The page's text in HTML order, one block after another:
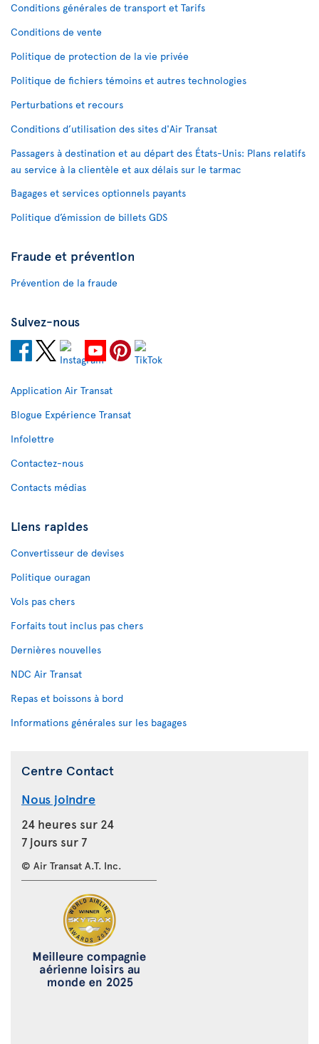
Conditions générales de transport et Tarifs
Conditions de vente
Politique de protection de la vie privée
Politique de fichiers témoins et autres technologies
Perturbations et recours
Conditions d’utilisation des sites d'Air Transat
Passagers à destination et au départ des États-Unis: Plans relatifs
au service à la clientèle et aux délais sur le tarmac
Bagages et services optionnels payants
Politique d’émission de billets GDS
Fraude et prévention
Prévention de la fraude
Suivez-nous
Application Air Transat
Blogue Expérience Transat
Infolettre
Contactez-nous
Contacts médias
Liens rapides
Convertisseur de devises
Politique ouragan
Vols pas chers
Forfaits tout inclus pas chers
Dernières nouvelles
NDC Air Transat
Repas et boissons à bord
Informations générales sur les bagages
Centre Contact
Nous joindre
24 heures sur 24
7 jours sur 7
© Air Transat A.T. Inc.